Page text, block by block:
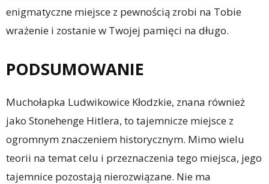
enigmatyczne miejsce z pewnością zrobi na Tobie
wrażenie i zostanie w Twojej pamięci na długo.
PODSUMOWANIE
Muchołapka Ludwikowice Kłodzkie, znana również
jako Stonehenge Hitlera, to tajemnicze miejsce z
ogromnym znaczeniem historycznym. Mimo wielu
teorii na temat celu i przeznaczenia tego miejsca, jego
tajemnice pozostają nierozwiązane. Nie ma